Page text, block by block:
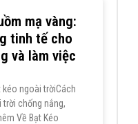
mạ vàng:
tinh tế cho
và làm việc
kéo ngoài trờiCách
trời chống nắng,
Về Bạt Kéo